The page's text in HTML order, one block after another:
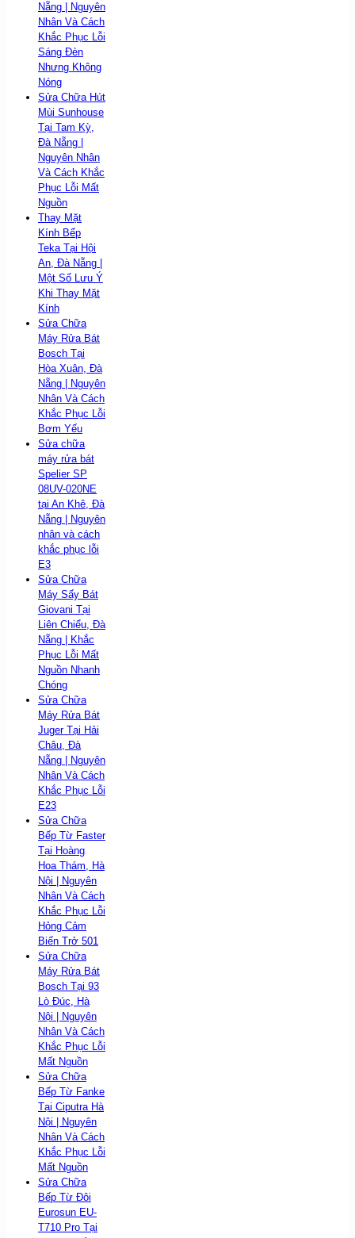
Nẵng | Nguyên
Nhân Và Cách
Khắc Phục Lỗi
Sáng Đèn
Nhưng Không
Nóng
Sửa Chữa Hút
Mùi Sunhouse
Tại Tam Kỳ,
Đà Nẵng |
Nguyên Nhân
Và Cách Khắc
Phục Lỗi Mất
Nguồn
Thay Mặt
Kính Bếp
Teka Tại Hội
An, Đà Nẵng |
Một Số Lưu Ý
Khi Thay Mặt
Kính
Sửa Chữa
Máy Rửa Bát
Bosch Tại
Hòa Xuân, Đà
Nẵng | Nguyên
Nhân Và Cách
Khắc Phục Lỗi
Bơm Yếu
Sửa chữa
máy rửa bát
Spelier SP
08UV-020NE
tại An Khê, Đà
Nẵng | Nguyên
nhân và cách
khắc phục lỗi
E3
Sửa Chữa
Máy Sấy Bát
Giovani Tại
Liên Chiểu, Đà
Nẵng | Khắc
Phục Lỗi Mất
Nguồn Nhanh
Chóng
Sửa Chữa
Máy Rửa Bát
Juger Tại Hải
Châu, Đà
Nẵng | Nguyên
Nhân Và Cách
Khắc Phục Lỗi
E23
Sửa Chữa
Bếp Từ Faster
Tại Hoàng
Hoa Thám, Hà
Nội | Nguyên
Nhân Và Cách
Khắc Phục Lỗi
Hỏng Cảm
Biến Trở 501
Sửa Chữa
Máy Rửa Bát
Bosch Tại 93
Lò Đúc, Hà
Nội | Nguyên
Nhân Và Cách
Khắc Phục Lỗi
Mất Nguồn
Sửa Chữa
Bếp Từ Fanke
Tại Ciputra Hà
Nội | Nguyên
Nhân Và Cách
Khắc Phục Lỗi
Mất Nguồn
Sửa Chữa
Bếp Từ Đôi
Eurosun EU-
T710 Pro Tại